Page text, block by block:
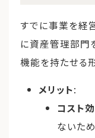
すでに事業を経
に資産管理部門
機能を持たせる
メリット:
コスト
ないた